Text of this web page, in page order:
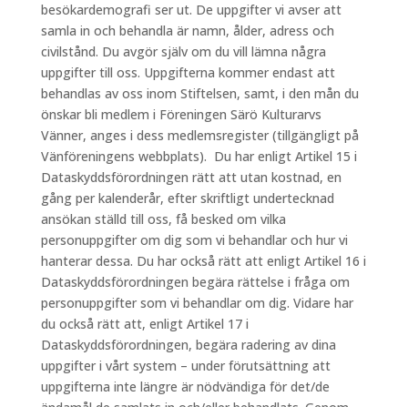
besökardemografi ser ut. De uppgifter vi avser att
samla in och behandla är namn, ålder, adress och
civilstånd. Du avgör själv om du vill lämna några
uppgifter till oss. Uppgifterna kommer endast att
behandlas av oss inom Stiftelsen, samt, i den mån du
önskar bli medlem i Föreningen Särö Kulturarvs
Vänner, anges i dess medlemsregister (tillgängligt på
Vänföreningens webbplats). Du har enligt Artikel 15 i
Dataskyddsförordningen rätt att utan kostnad, en
gång per kalenderår, efter skriftligt undertecknad
ansökan ställd till oss, få besked om vilka
personuppgifter om dig som vi behandlar och hur vi
hanterar dessa. Du har också rätt att enligt Artikel 16 i
Dataskyddsförordningen begära rättelse i fråga om
personuppgifter som vi behandlar om dig. Vidare har
du också rätt att, enligt Artikel 17 i
Dataskyddsförordningen, begära radering av dina
uppgifter i vårt system – under förutsättning att
uppgifterna inte längre är nödvändiga för det/de